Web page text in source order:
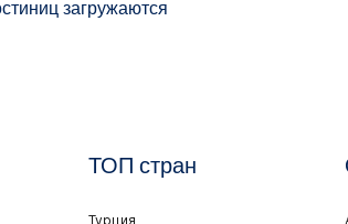
загружаются
ТОП стран
Турция